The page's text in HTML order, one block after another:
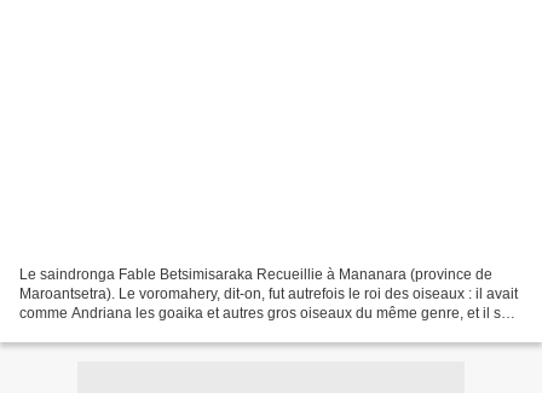
Le saindronga Fable Betsimisaraka Recueillie à Mananara (province de
Maroantsetra). Le voromahery, dit-on, fut autrefois le roi des oiseaux : il avait
comme Andriana les goaika et autres gros oiseaux du même genre, et il se